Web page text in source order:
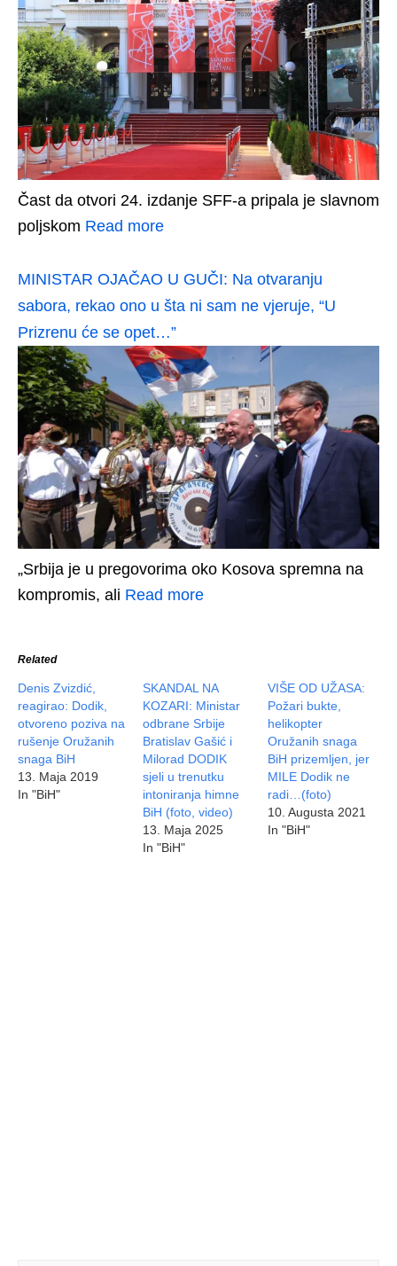
Čast da otvori 24. izdanje SFF-a pripala je slavnom
poljskom Read more
MINISTAR OJAČAO U GUČI: Na otvaranju
sabora, rekao ono u šta ni sam ne vjeruje, “U
Prizrenu će se opet…”
„Srbija je u pregovorima oko Kosova spremna na
kompromis, ali Read more
Related
Denis Zvizdić,
reagirao: Dodik,
otvoreno poziva na
rušenje Oružanih
snaga BiH
13. Maja 2019
In "BiH"
SKANDAL NA
KOZARI: Ministar
odbrane Srbije
Bratislav Gašić i
Milorad DODIK
sjeli u trenutku
intoniranja himne
BiH (foto, video)
13. Maja 2025
In "BiH"
VIŠE OD UŽASA:
Požari bukte,
helikopter
Oružanih snaga
BiH prizemljen, jer
MILE Dodik ne
radi…(foto)
10. Augusta 2021
In "BiH"